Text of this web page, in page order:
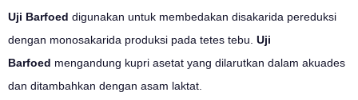
Uji Barfoed digunakan untuk membedakan disakarida pereduksi
dengan monosakarida produksi pada tetes tebu. Uji
Barfoed mengandung kupri asetat yang dilarutkan dalam akuades
dan ditambahkan dengan asam laktat.